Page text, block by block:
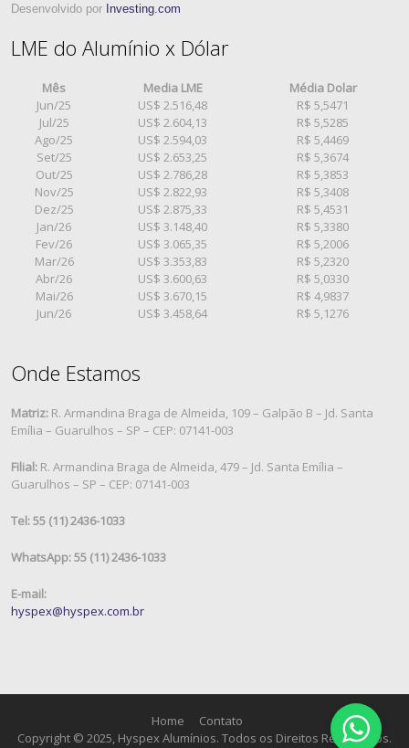
Desenvolvido por Investing.com
LME do Alumínio x Dólar
Mês Media LME
Média Dolar
Jun/25
US$ 2.516,48
R$ 5,5471
Jul/25
US$ 2.604,13
R$ 5,5285
Ago/25
US$ 2.594,03
R$ 5,4469
Set/25
US$ 2.653,25
R$ 5,3674
Out/25
US$ 2.786,28
R$ 5,3853
Nov/25
US$ 2.822,93
R$ 5,3408
Dez/25
US$ 2.875,33
R$ 5,4531
Jan/26
US$ 3.148,40
R$ 5,3380
Fev/26
US$ 3.065,35
R$ 5,2006
Mar/26
US$ 3.353,83
R$ 5,2320
Abr/26
US$ 3.600,63
R$ 5,0330
Mai/26
US$ 3.670,15
R$ 4,9837
Jun/26
US$ 3.458,64 R$ 5,1276
Onde Estamos
Matriz: R. Armandina Braga de Almeida, 109 – Galpão B – Jd. Santa
Emília – Guarulhos – SP – CEP: 07141-003
Filial: R. Armandina Braga de Almeida, 479 – Jd. Santa Emília –
Guarulhos – SP – CEP: 07141-003
Tel: 55 (11) 2436-1033
WhatsApp: 55 (11) 2436-1033
E-mail:
hyspex@hyspex.com.br
Home
Contato
Copyright © 2025, Hyspex Alumínios. Todos os Direitos Reservados.